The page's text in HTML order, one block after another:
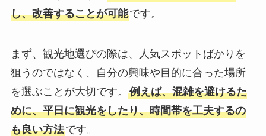
し、改善することが可能です。
まず、観光地選びの際は、人気スポットばかりを
狙うのではなく、自分の興味や目的に合った場所
を選ぶことが大切です。 例えば、混雑を避けるた
めに、平日に観光をしたり、時間帯を工夫するの
も良い方法です。